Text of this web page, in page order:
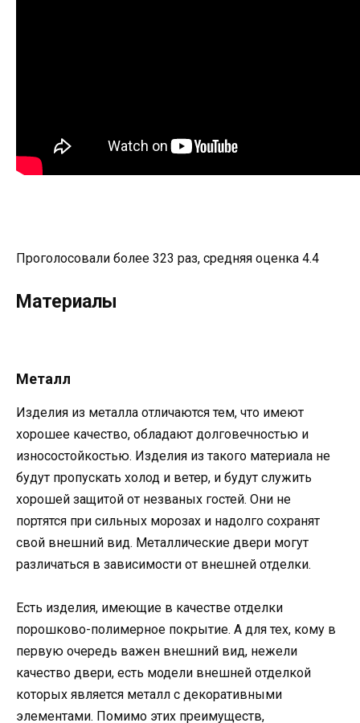
Проголосовали более 323 раз, средняя оценка 4.4
Материалы
Металл
Изделия из металла отличаются тем, что имеют
хорошее качество, обладают долговечностью и
износостойкостью. Изделия из такого материала не
будут пропускать холод и ветер, и будут служить
хорошей защитой от незваных гостей. Они не
портятся при сильных морозах и надолго сохранят
свой внешний вид. Металлические двери могут
различаться в зависимости от внешней отделки.
Есть изделия, имеющие в качестве отделки
порошково-полимерное покрытие. А для тех, кому в
первую очередь важен внешний вид, нежели
качество двери, есть модели внешней отделкой
которых является металл с декоративными
элементами. Помимо этих преимуществ,